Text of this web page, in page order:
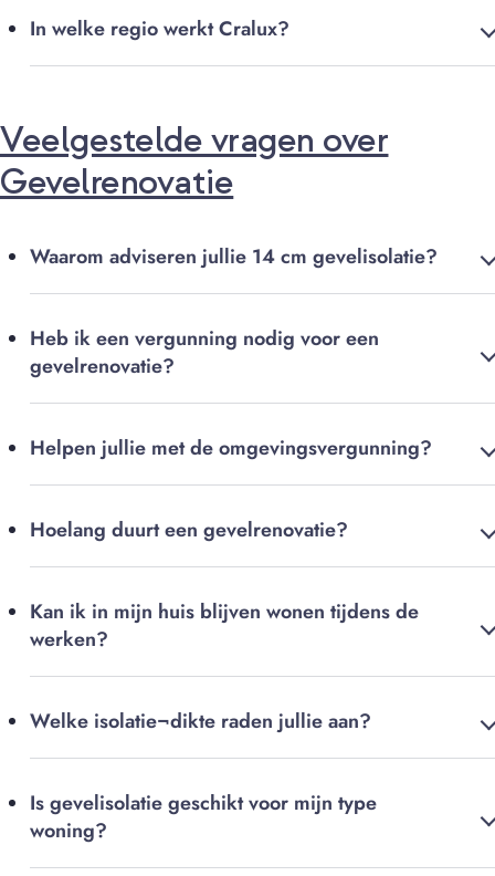
In welke regio werkt Cralux?
Veelgestelde vragen over
Gevelrenovatie
Waarom adviseren jullie 14 cm gevelisolatie?
Heb ik een vergunning nodig voor een
gevelrenovatie?
Helpen jullie met de omgevingsvergunning?
Hoelang duurt een gevelrenovatie?
Kan ik in mijn huis blijven wonen tijdens de
werken?
Welke isolatie¬dikte raden jullie aan?
Is gevelisolatie geschikt voor mijn type
woning?